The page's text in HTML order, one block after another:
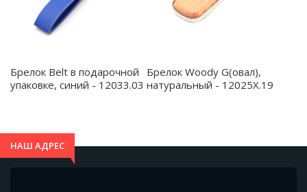
Брелок Belt в подарочной
упаковке, синий - 12033.03
Брелок Woody G(овал),
натуральный - 12025X.19
НАШ АДРЕС